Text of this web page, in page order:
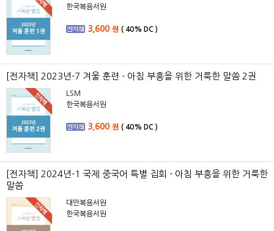
한국복음서원
3,600 원 ( 40% DC )
[전자책] 2023년-7 겨울 훈련 - 아침 부흥을 위한 거룩한 말씀 2권
LSM
한국복음서원
3,600 원 ( 40% DC )
[전자책] 2024년-1 국제 중국어 특별 집회 - 아침 부흥을 위한 거룩한
말씀
대만복음서원
한국복음서원